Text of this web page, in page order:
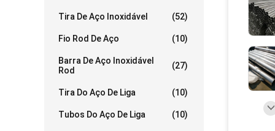
Tira De Aço Inoxidável (52)
Fio Rod De Aço (10)
Barra De Aço Inoxidável
Rod
(27)
Tira Do Aço De Liga (10)
Tubos Do Aço De Liga (10)